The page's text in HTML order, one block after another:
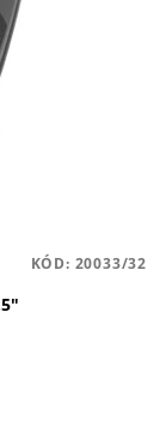
KÓD: 20033/32